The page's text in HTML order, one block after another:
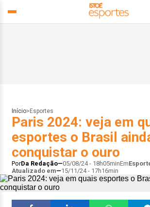
Início> Esportes
Paris 2024: veja em
esportes o Brasil
conquistar o ouro
PorDa Redação 05/08/24 - 18h05minEm
Atualizado em
15/11/24 - 17h16min